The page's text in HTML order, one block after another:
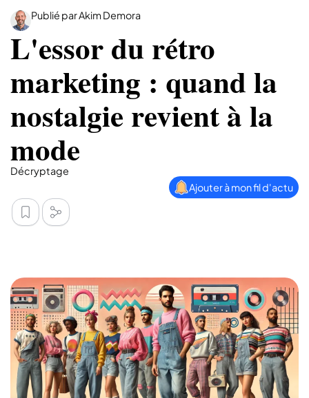
Publié par Akim Demora
L'essor du rétro
marketing : quand la
nostalgie revient à la
mode
Décryptage
Ajouter à mon fil d'actu